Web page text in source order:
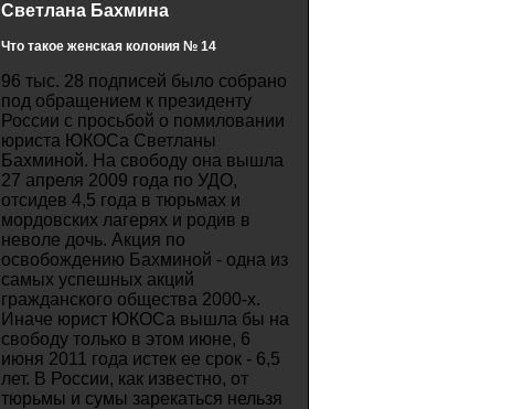
Светлана Бахмина
Что такое женская колония № 14
96 тыс. 28 подписей было собрано
под обращением к президенту
России с просьбой о помиловании
юриста ЮКОСа Светланы
Бахминой. На свободу она вышла
27 апреля 2009 года по УДО,
отсидев 4,5 года в тюрьмах и
мордовских лагерях и родив в
неволе дочь. Акция по
освобождению Бахминой - одна из
самых успешных акций
гражданского общества 2000-х.
Иначе юрист ЮКОСа вышла бы на
свободу только в этом июне, 6
июня 2011 года истек ее срок - 6,5
лет. В России, как известно, от
тюрьмы и сумы зарекаться нельзя